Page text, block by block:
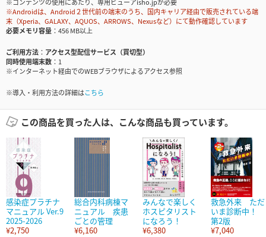
※Androidは、Android２世代前の端末のうち、国内キャリア経由で販売されている端
末（Xperia、GALAXY、AQUOS、ARROWS、Nexusなど）にて動作確認しています
必要メモリ容量
456 MB以上
ご利用方法
アクセス型配信サービス（買切型）
同時使用端末数
1
※インターネット経由でのWEBブラウザによるアクセス参照
※導入・利用方法の詳細はこちら
この商品を買った人は、こんな商品も買っています。
感染症プラチナ
マニュアル Ver.9
2025-2026
¥2,750
総合内科病棟マ
ニュアル 疾患
ごとの管理
¥6,160
みんなで楽しく
ホスピタリスト
になろう！
¥6,380
救急外来 ただ
いま診断中！
第2版
¥7,040